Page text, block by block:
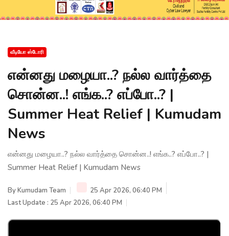
வீடியோ ஸ்டோரி
என்னது மழையா..? நல்ல வார்த்தை
சொன்ன..! எங்க..? எப்போ..? |
Summer Heat Relief | Kumudam
News
என்னது மழையா..? நல்ல வார்த்தை சொன்ன..! எங்க..? எப்போ..? |
Summer Heat Relief | Kumudam News
ByKumudam Team
25 Apr 2026, 06:40 PM
Last Update : 25 Apr 2026, 06:40 PM